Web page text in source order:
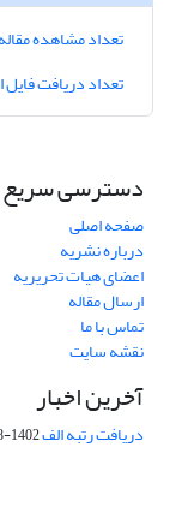
تعداد مشاهده مقاله
تعداد دریافت
دسترسی سریع
صفحه اصلی
درباره نشریه
اعضای هیات تحریریه
ارسال مقاله
تماس با ما
نقشه سایت
آخرین اخبار
دریافت رتبه الف1402-08-06